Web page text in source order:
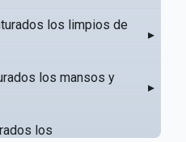
los limpios de
▸
los mansos y
▸
los